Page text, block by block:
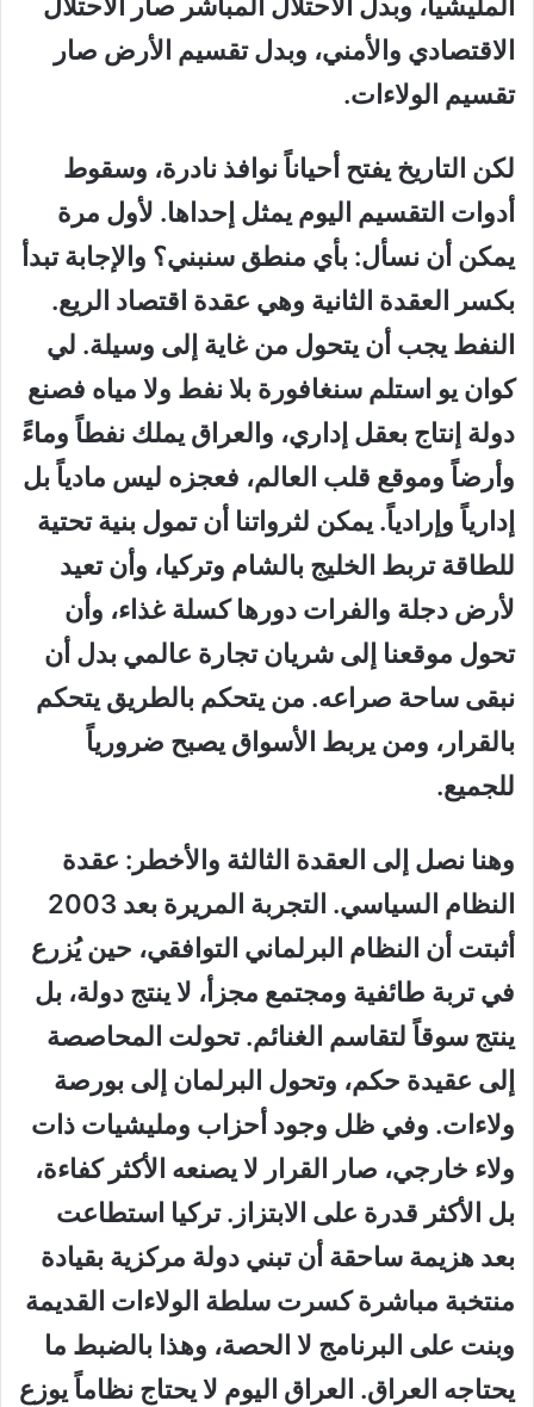
المليشيا، وبدل الاحتلال المباشر صار الاحتلال
الاقتصادي والأمني، وبدل تقسيم الأرض صار
تقسيم الولاءات.
لكن التاريخ يفتح أحياناً نوافذ نادرة، وسقوط
أدوات التقسيم اليوم يمثل إحداها. لأول مرة
يمكن أن نسأل: بأي منطق سنبني؟ والإجابة تبدأ
بكسر العقدة الثانية وهي عقدة اقتصاد الريع.
النفط يجب أن يتحول من غاية إلى وسيلة. لي
كوان يو استلم سنغافورة بلا نفط ولا مياه فصنع
دولة إنتاج بعقل إداري، والعراق يملك نفطاً وماءً
وأرضاً وموقع قلب العالم، فعجزه ليس مادياً بل
إدارياً وإرادياً. يمكن لثرواتنا أن تمول بنية تحتية
للطاقة تربط الخليج بالشام وتركيا، وأن تعيد
لأرض دجلة والفرات دورها كسلة غذاء، وأن
تحول موقعنا إلى شريان تجارة عالمي بدل أن
نبقى ساحة صراعه. من يتحكم بالطريق يتحكم
بالقرار، ومن يربط الأسواق يصبح ضرورياً
للجميع.
وهنا نصل إلى العقدة الثالثة والأخطر: عقدة
النظام السياسي. التجربة المريرة بعد 2003
أثبتت أن النظام البرلماني التوافقي، حين يُزرع
في تربة طائفية ومجتمع مجزأ، لا ينتج دولة، بل
ينتج سوقاً لتقاسم الغنائم. تحولت المحاصصة
إلى عقيدة حكم، وتحول البرلمان إلى بورصة
ولاءات. وفي ظل وجود أحزاب ومليشيات ذات
ولاء خارجي، صار القرار لا يصنعه الأكثر كفاءة،
بل الأكثر قدرة على الابتزاز. تركيا استطاعت
بعد هزيمة ساحقة أن تبني دولة مركزية بقيادة
منتخبة مباشرة كسرت سلطة الولاءات القديمة
وبنت على البرنامج لا الحصة، وهذا بالضبط ما
يحتاجه العراق. العراق اليوم لا يحتاج نظاماً يوزع